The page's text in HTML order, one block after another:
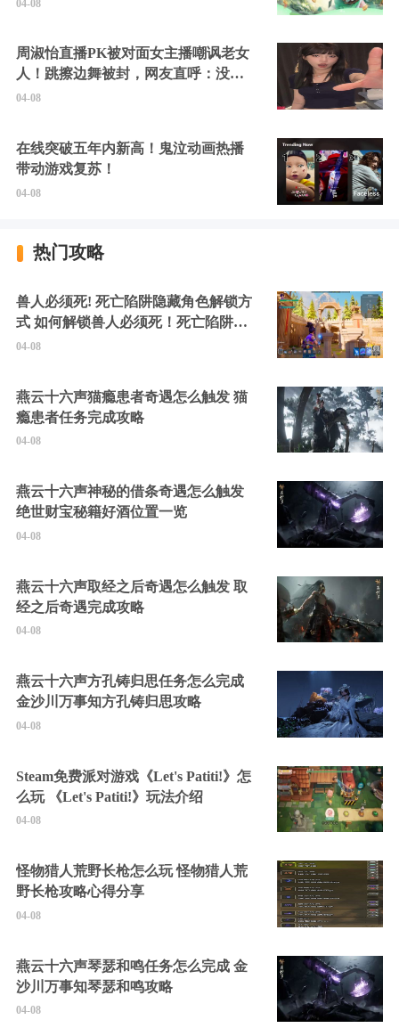
04-08
周淑怡直播PK被对面女主播嘲讽老女
人！跳擦边舞被封，网友直呼：没边
硬擦封的好！
04-08
在线突破五年内新高！鬼泣动画热播
带动游戏复苏！
04-08
热门攻略
兽人必须死! 死亡陷阱隐藏角色解锁方
式 如何解锁兽人必须死！死亡陷阱中
的隐藏角色
04-08
燕云十六声猫瘾患者奇遇怎么触发 猫
瘾患者任务完成攻略
04-08
燕云十六声神秘的借条奇遇怎么触发
绝世财宝秘籍好酒位置一览
04-08
燕云十六声取经之后奇遇怎么触发 取
经之后奇遇完成攻略
04-08
燕云十六声方孔铸归思任务怎么完成
金沙川万事知方孔铸归思攻略
04-08
Steam免费派对游戏《Let's Patiti!》怎
么玩 《Let's Patiti!》玩法介绍
04-08
怪物猎人荒野长枪怎么玩 怪物猎人荒
野长枪攻略心得分享
04-08
燕云十六声琴瑟和鸣任务怎么完成 金
沙川万事知琴瑟和鸣攻略
04-08